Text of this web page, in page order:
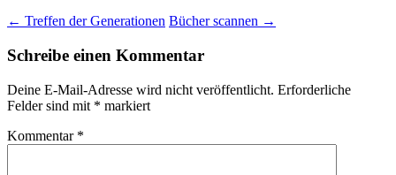
Beitrags-
Navigation
← Treffen der Generationen Bücher scannen →
Schreibe einen Kommentar
Deine E-Mail-Adresse wird nicht veröffentlicht. Erforderliche
Felder sind mit * markiert
Kommentar *